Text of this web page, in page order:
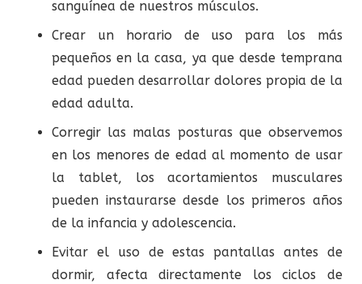
sanguínea de nuestros músculos.
Crear un horario de uso para los más
pequeños en la casa, ya que desde temprana
edad pueden desarrollar dolores propia de la
edad adulta.
Corregir las malas posturas que observemos
en los menores de edad al momento de usar
la tablet, los acortamientos musculares
pueden instaurarse desde los primeros años
de la infancia y adolescencia.
Evitar el uso de estas pantallas antes de
dormir, afecta directamente los ciclos de